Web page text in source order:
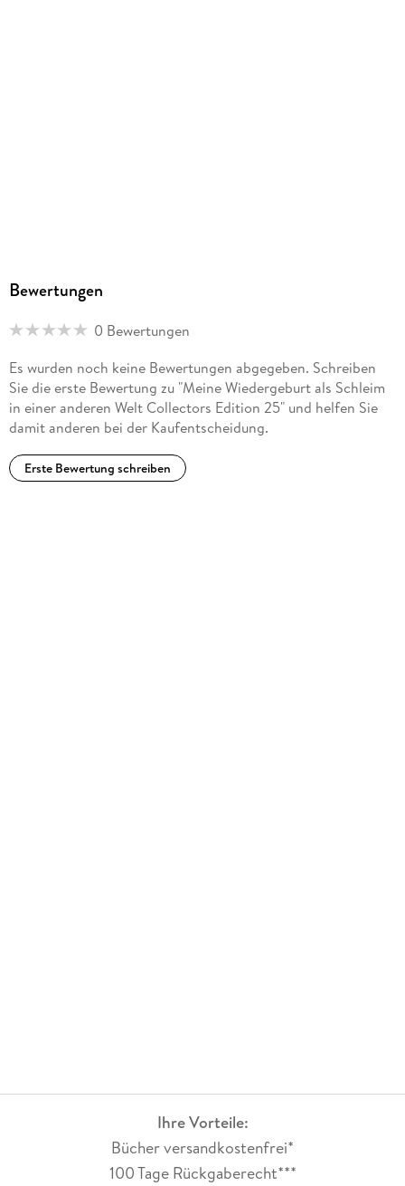
Bewertungen
0 Bewertungen
Es wurden noch keine Bewertungen abgegeben. Schreiben
Sie die erste Bewertung zu "Meine Wiedergeburt als Schleim
in einer anderen Welt Collectors Edition 25" und helfen Sie
damit anderen bei der Kaufentscheidung.
Erste Bewertung schreiben
Ihre Vorteile:
Bücher versandkostenfrei*
100 Tage Rückgaberecht***